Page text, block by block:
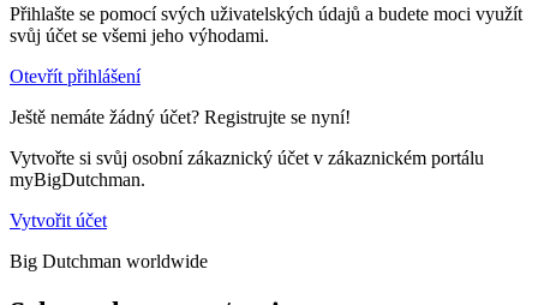
Přihlašte se pomocí svých uživatelských údajů a budete moci využít
svůj účet se všemi jeho výhodami.
Otevřít přihlášení
Ještě nemáte žádný účet? Registrujte se nyní!
Vytvořte si svůj osobní zákaznický účet v zákaznickém portálu
myBigDutchman.
Vytvořit účet
Big Dutchman worldwide